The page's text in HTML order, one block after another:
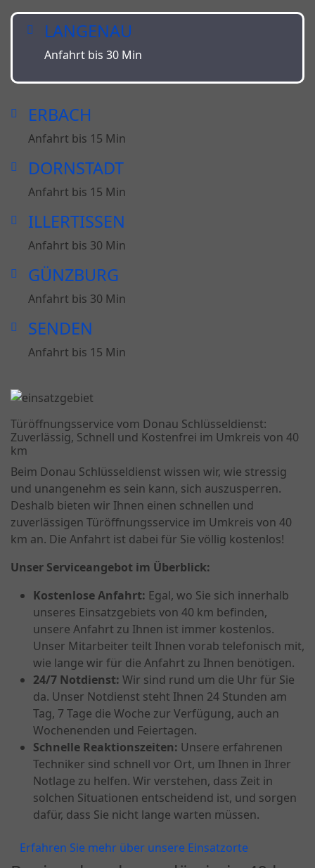
LANGENAU
Anfahrt bis 30 Min
ERBACH
Anfahrt bis 15 Min
DORNSTADT
Anfahrt bis 15 Min
ILLERTISSEN
Anfahrt bis 30 Min
GÜNZBURG
Anfahrt bis 30 Min
SENDEN
Anfahrt bis 15 Min
Türöffnungsservice vom Donau Schlüsseldienst:
Zuverlässig, Schnell und Kostenfrei im Umkreis von 40
km
Beim Donau Schlüsseldienst wissen wir, wie stressig
und unangenehm es sein kann, sich auszusperren.
Deshalb bieten wir Ihnen einen schnellen und
zuverlässigen Türöffnungsservice im Umkreis von 40
km an. Die Anfahrt ist dabei für Sie völlig kostenlos!
Unser Serviceangebot im Überblick:
Kostenlose Anfahrt: Egal, wo Sie sich innerhalb
unseres Einsatzgebiets von 40 km befinden,
unsere Anfahrt zu Ihnen ist immer kostenlos.
Unser Mitarbeiter teilt Ihnen vorab telefonisch mit,
wie lange wir für die Anfahrt zu Ihnen benötigen.
24/7 Notdienst: Wir sind rund um die Uhr für Sie
da. Unser Notdienst steht Ihnen 24 Stunden am
Tag, 7 Tage die Woche zur Verfügung, auch an
Wochenenden und Feiertagen.
Schnelle Reaktionszeiten: Unsere erfahrenen
Techniker sind schnell vor Ort, um Ihnen in Ihrer
Notlage zu helfen. Wir verstehen, dass Zeit in
solchen Situationen entscheidend ist, und sorgen
dafür, dass Sie nicht lange warten müssen.
Erfahren Sie mehr über unsere Einsatzorte